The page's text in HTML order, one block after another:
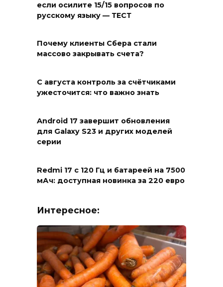
если осилите 15/15 вопросов по
русскому языку — ТЕСТ
Почему клиенты Сбера стали
массово закрывать счета?
С августа контроль за счётчиками
ужесточится: что важно знать
Android 17 завершит обновления
для Galaxy S23 и других моделей
серии
Redmi 17 с 120 Гц и батареей на 7500
мАч: доступная новинка за 220 евро
Интересное: